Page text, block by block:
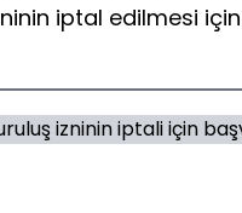
iptal edilmesi için